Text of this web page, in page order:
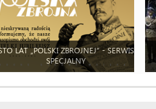
LAT „POLSKI ZBROJNEJ” - SERWIS
SPECJALNY